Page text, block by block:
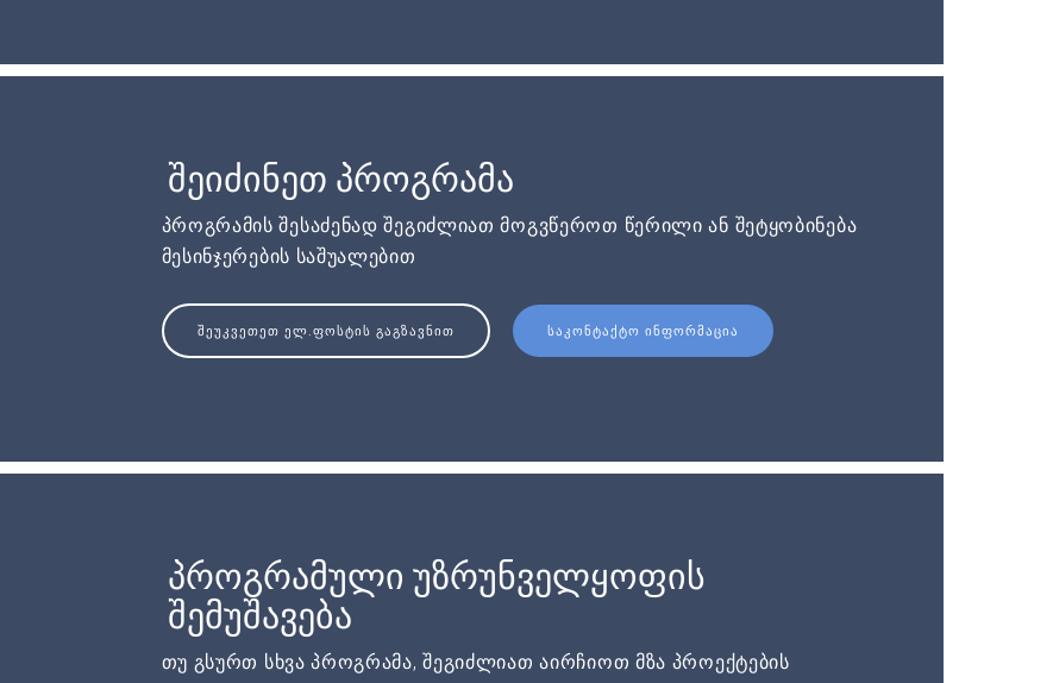
შეიძინეთ პროგრამა
პროგრამის შესაძენად შეგიძლიათ მოგვწეროთ წერილი ან შეტყობინება
მესინჯერების საშუალებით
ᲨᲔᲣᲙᲕᲔᲗᲔᲗ ᲔᲚ.ᲤᲝᲡᲢᲘᲡ ᲒᲐᲒᲖᲐᲕᲜᲘᲗ ᲡᲐᲙᲝᲜᲢᲐᲥᲢᲝ ᲘᲜᲤᲝᲠᲛᲐᲪᲘᲐ
პროგრამული უზრუნველყოფის
შემუშავება
თუ გსურთ სხვა პროგრამა, შეგიძლიათ აირჩიოთ მზა პროექტების